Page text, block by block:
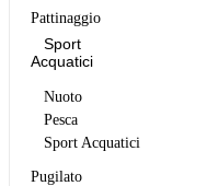
Pattinaggio
Sport
Acquatici
Nuoto
Pesca
Sport Acquatici
Pugilato